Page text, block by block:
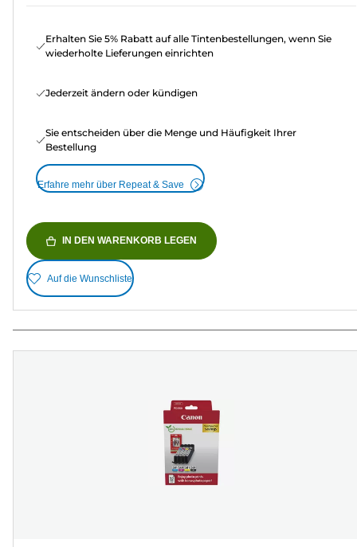
Erhalten Sie 5% Rabatt auf alle Tintenbestellungen, wenn Sie
wiederholte Lieferungen einrichten
Jederzeit ändern oder kündigen
Sie entscheiden über die Menge und Häufigkeit Ihrer
Bestellung
Erfahre mehr über Repeat & Save
IN DEN WARENKORB LEGEN
Auf die Wunschliste